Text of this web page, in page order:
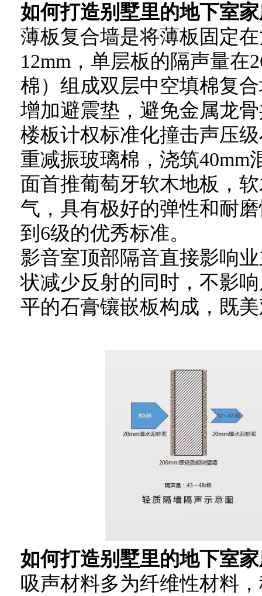
如何打造别墅里的地下室
薄板复合墙是将薄板固定
12mm，单层板的隔声量在
棉）组成双层中空填棉复
增加避震垫，避免金属龙
楼板计权标准化撞击声压
重减振玻璃棉，浇筑40mm
面首推葡萄牙软木地板，
气，具有极好的弹性和耐
到6级的优秀标准。
影音室顶部隔音直接影响
状减少反射的同时，不影
平的石膏镶嵌板构成，既
如何打造别墅里的地下室
吸声材料多为纤维性材料